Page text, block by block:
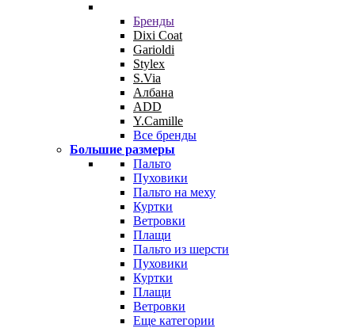
Бренды
Dixi Coat
Garioldi
Stylex
S.Via
Албана
ADD
Y.Camille
Все бренды
Большие размеры
Пальто
Пуховики
Пальто на меху
Куртки
Ветровки
Плащи
Пальто из шерсти
Пуховики
Куртки
Плащи
Ветровки
Еще категории